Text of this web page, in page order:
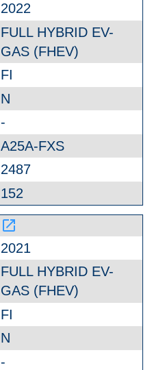
2022
FULL HYBRID EV-
GAS (FHEV)
FI
N
-
A25A-FXS
2487
152
launch
2021
FULL HYBRID EV-
GAS (FHEV)
FI
N
-